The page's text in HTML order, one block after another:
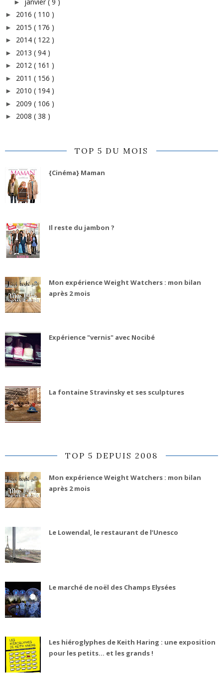
►
► 2016 ( 110 )
► 2015 ( 176 )
► 2014 ( 122 )
► 2013 ( 94 )
► 2012 ( 161 )
► 2011 ( 156 )
► 2010 ( 194 )
► 2009 ( 106 )
► 2008 ( 38 )
TOP 5 DU MOIS
{Cinéma} Maman
Il reste du jambon ?
Mon expérience Weight Watchers : mon bilan
après 2 mois
Expérience "vernis" avec Nocibé
La fontaine Stravinsky et ses sculptures
TOP 5 DEPUIS 2008
Mon expérience Weight Watchers : mon bilan
après 2 mois
Le Lowendal, le restaurant de l’Unesco
Le marché de noël des Champs Elysées
Les hiéroglyphes de Keith Haring : une exposition
pour les petits... et les grands !